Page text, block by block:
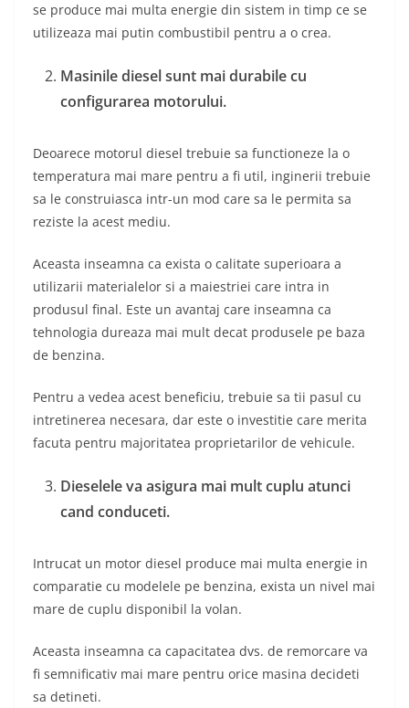
se produce mai multa energie din sistem in timp ce se
utilizeaza mai putin combustibil pentru a o crea.
Masinile diesel sunt mai durabile cu
configurarea motorului.
Deoarece motorul diesel trebuie sa functioneze la o
temperatura mai mare pentru a fi util, inginerii trebuie
sa le construiasca intr-un mod care sa le permita sa
reziste la acest mediu.
Aceasta inseamna ca exista o calitate superioara a
utilizarii materialelor si a maiestriei care intra in
produsul final. Este un avantaj care inseamna ca
tehnologia dureaza mai mult decat produsele pe baza
de benzina.
Pentru a vedea acest beneficiu, trebuie sa tii pasul cu
intretinerea necesara, dar este o investitie care merita
facuta pentru majoritatea proprietarilor de vehicule.
Dieselele va asigura mai mult cuplu atunci
cand conduceti.
Intrucat un motor diesel produce mai multa energie in
comparatie cu modelele pe benzina, exista un nivel mai
mare de cuplu disponibil la volan.
Aceasta inseamna ca capacitatea dvs. de remorcare va
fi semnificativ mai mare pentru orice masina decideti
sa detineti.